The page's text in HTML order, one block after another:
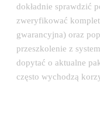
dokładnie sprawdzić
zweryfikować
gwarancyjna) oraz
przeszkolenie z
dopytać o aktualne
często wychodzą